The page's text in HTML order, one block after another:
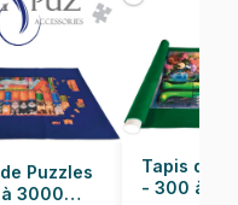
pièces
48 cm
Puzzles
3000
Tapis de
- 300 à